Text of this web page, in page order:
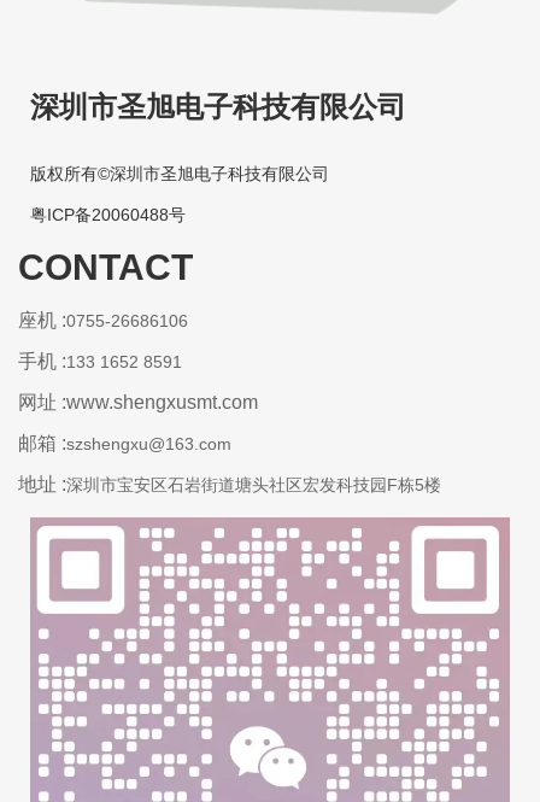
深圳市圣旭电子科技有限公司
版权所有©深圳市圣旭电子科技有限公司
粤ICP备20060488号
CONTACT
座机 :0755-26686106
手机 :133 1652 8591
网址 :www.shengxusmt.com
邮箱 :szshengxu@163.com
地址 :深圳市宝安区石岩街道塘头社区宏发科技园F栋5楼